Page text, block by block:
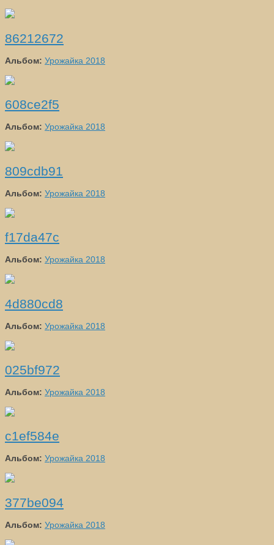
86212672
Альбом: Урожайка 2018
608ce2f5
Альбом: Урожайка 2018
809cdb91
Альбом: Урожайка 2018
f17da47c
Альбом: Урожайка 2018
4d880cd8
Альбом: Урожайка 2018
025bf972
Альбом: Урожайка 2018
c1ef584e
Альбом: Урожайка 2018
377be094
Альбом: Урожайка 2018